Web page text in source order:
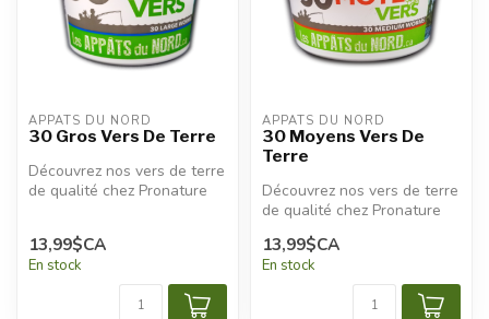
APPÂTS DU NORD
30 Gros Vers De Terre
Découvrez nos vers de terre
de qualité chez Pronature
13,99$CA
En stock
APPÂTS DU NORD
30 Moyens Vers De
Terre
Découvrez nos vers de terre
de qualité chez Pronature
13,99$CA
En stock